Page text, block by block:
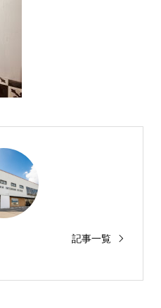
記事一覧